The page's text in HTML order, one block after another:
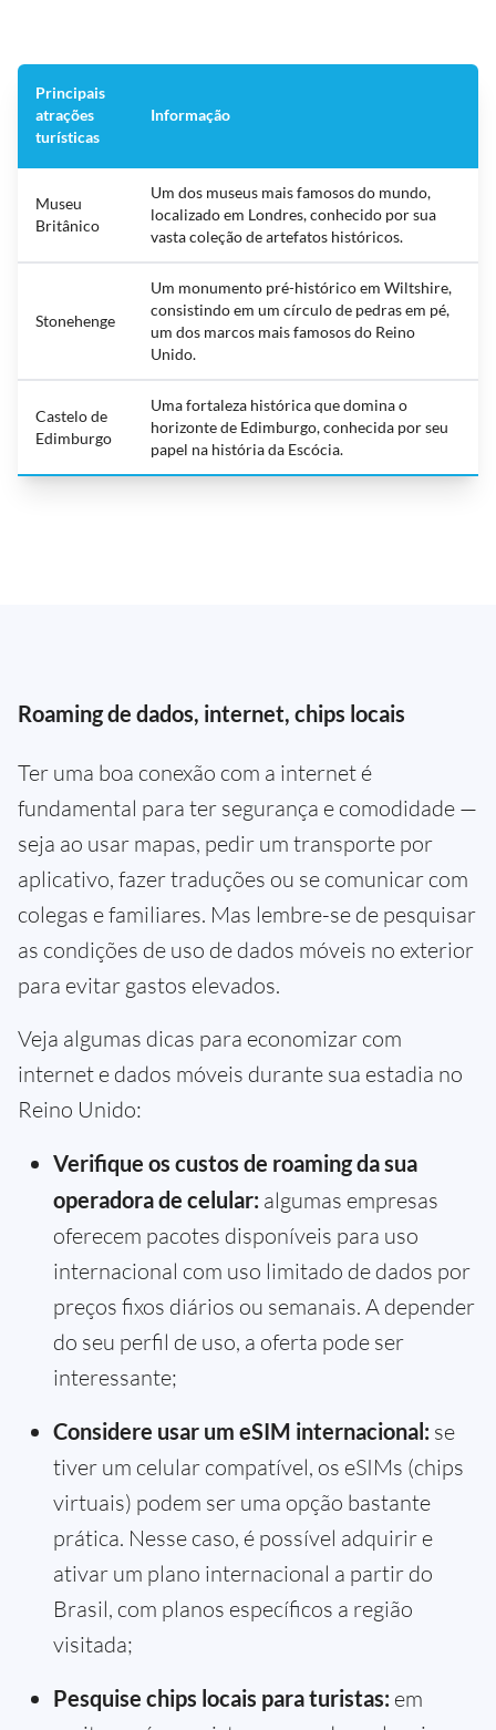
Principais
atrações
turísticas
Informação
Museu
Britânico
Um dos museus mais famosos do mundo,
localizado em Londres, conhecido por sua
vasta coleção de artefatos históricos.
Stonehenge
Um monumento pré-histórico em Wiltshire,
consistindo em um círculo de pedras em pé,
um dos marcos mais famosos do Reino
Unido.
Castelo de
Edimburgo
Uma fortaleza histórica que domina o
horizonte de Edimburgo, conhecida por seu
papel na história da Escócia.
Roaming de dados, internet, chips locais
Ter uma boa conexão com a internet é
fundamental para ter segurança e comodidade —
seja ao usar mapas, pedir um transporte por
aplicativo, fazer traduções ou se comunicar com
colegas e familiares. Mas lembre-se de pesquisar
as condições de uso de dados móveis no exterior
para evitar gastos elevados.
Veja algumas dicas para economizar com
internet e dados móveis durante sua estadia no
Reino Unido:
Verifique os custos de roaming da sua
operadora de celular: algumas empresas
oferecem pacotes disponíveis para uso
internacional com uso limitado de dados por
preços fixos diários ou semanais. A depender
do seu perfil de uso, a oferta pode ser
interessante;
Considere usar um eSIM internacional: se
tiver um celular compatível, os eSIMs (chips
virtuais) podem ser uma opção bastante
prática. Nesse caso, é possível adquirir e
ativar um plano internacional a partir do
Brasil, com planos específicos a região
visitada;
Pesquise chips locais para turistas: em